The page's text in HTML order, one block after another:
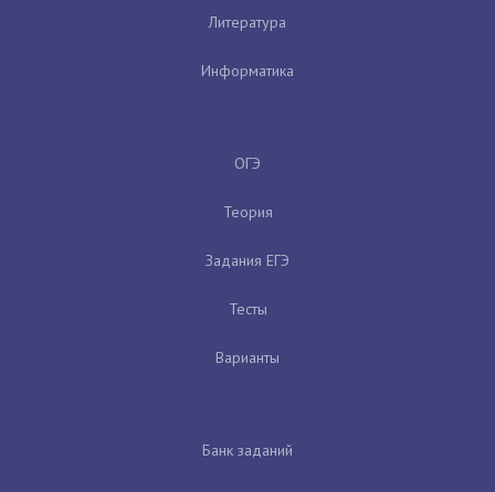
Литература
Информатика
ОГЭ
Теория
Задания ЕГЭ
Тесты
Варианты
Банк заданий